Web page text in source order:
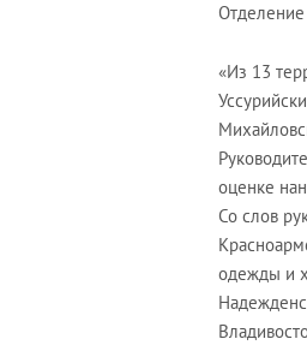
«Из 13
оценке
Со слов
одежды и